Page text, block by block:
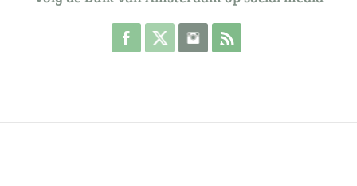
Volg de Buik op Facebook
Volg de Buik op Twitter
Volg de Buik op Instagram